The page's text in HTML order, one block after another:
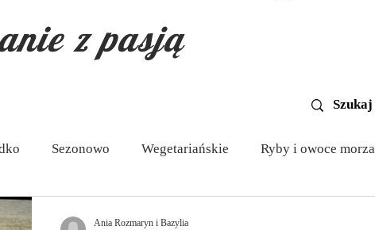
z pasją
Sezonowo Wegetariańskie Ryby i owoce morza
Aktualności
Ania Rozmaryn i Bazylia